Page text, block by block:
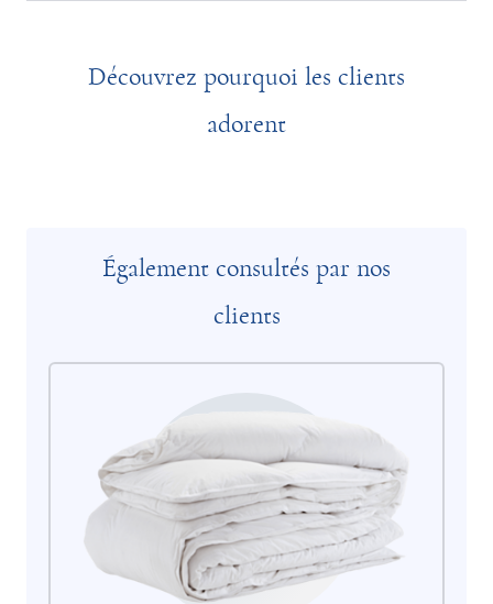
Découvrez pourquoi les clients
adorent
Également consultés par nos
clients